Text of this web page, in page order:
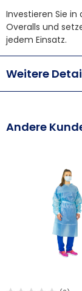
Investieren Sie in
Overalls und
jedem Einsatz.
Weitere
Andere